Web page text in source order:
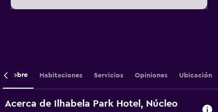
Sobre Habitaciones Servicios Opiniones Ubicación
Acerca de Ilhabela Park Hotel, Núcleo